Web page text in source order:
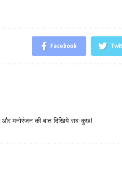
Facebook
और मनोरंजन की बात दिखिये सब-कुछ!